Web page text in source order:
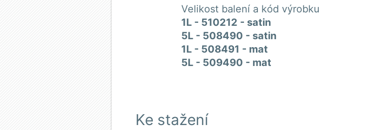
Velikost balení a kód výrobku
1L - 510212 - satin
5L - 508490 - satin
1L - 508491 - mat
5L - 509490 - mat
Ke stažení